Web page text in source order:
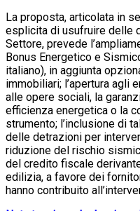
La proposta, articolata in
esplicita di usufruire delle
Settore, prevede
Bonus Energetico e
italiano), in aggiunta
immobiliari; l’apertura agli
alle opere sociali, la
efficienza energetica o la
strumento; l’inclusione di
delle detrazioni per
riduzione del rischio
del credito fiscale
edilizia, a favore dei
hanno contribuito